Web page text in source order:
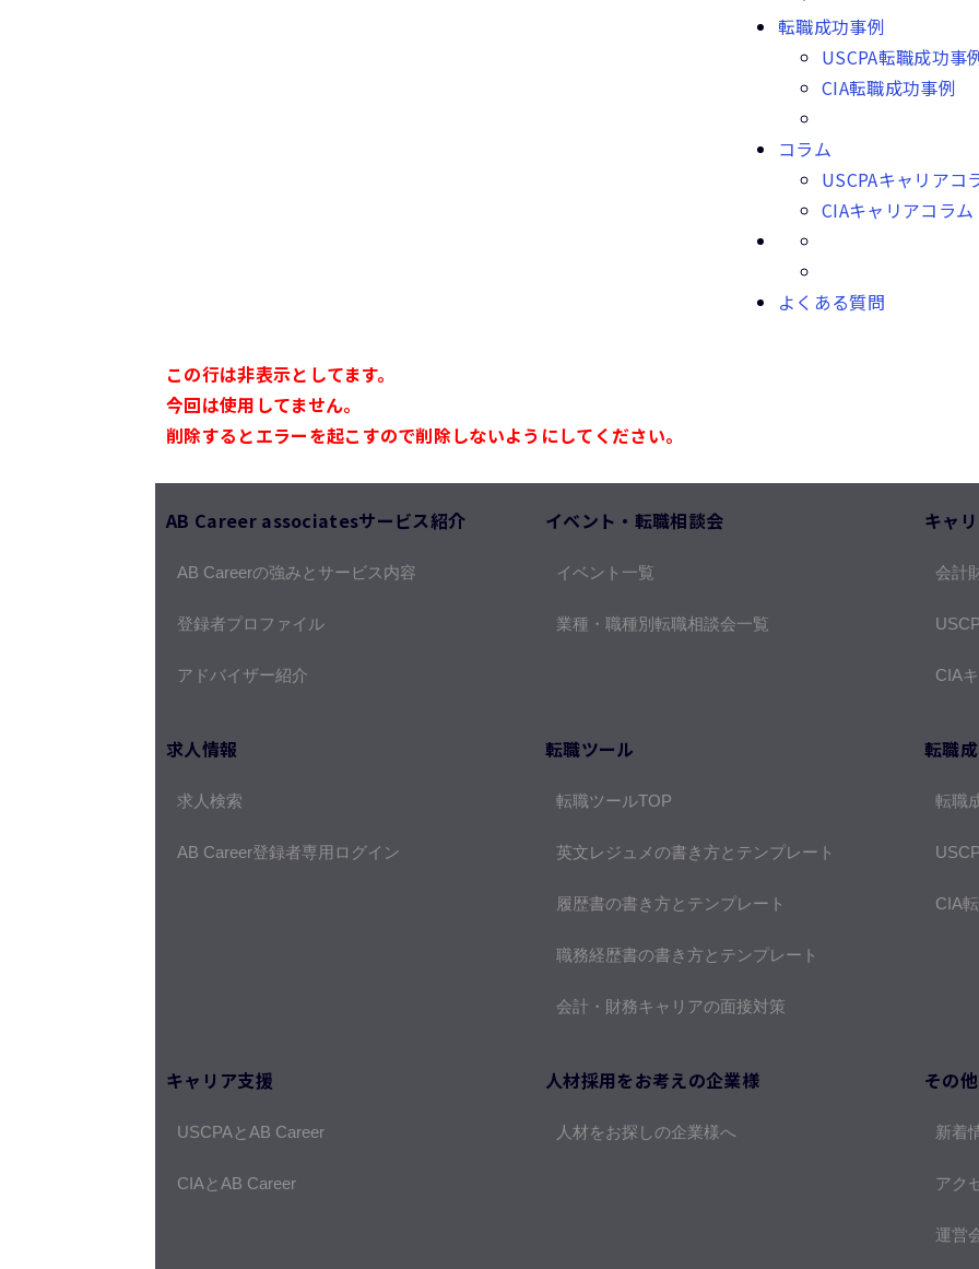
転職成功事例
USCPA転職成功事
CIA転職成功事例
コラム
USCPAキャリアコ
CIAキャリアコラム
よくある質問
この行は非表示としてます。
今回は使用してません。
削除するとエラーを起こすので削除しないようにしてください。
AB Career associatesサービス紹介
AB Careerの強みとサービス内容
登録者プロファイル
アドバイザー紹介
イベント・転職相談会
イベント一覧
業種・職種別転職相談会一覧
キャ
会計
CIA
求人情報
求人検索
AB Career登録者専用ログイン
転職ツール
転職ツールTOP
英文レジュメの書き方とテンプレート
履歴書の書き方とテンプレート
職務経歴書の書き方とテンプレート
会計・財務キャリアの面接対策
転職
転職
CIA
キャリア支援
USCPAとAB Career
CIAとAB Career
人材採用をお考えの企業様
人材をお探しの企業様へ
その他
新着
アク
運営